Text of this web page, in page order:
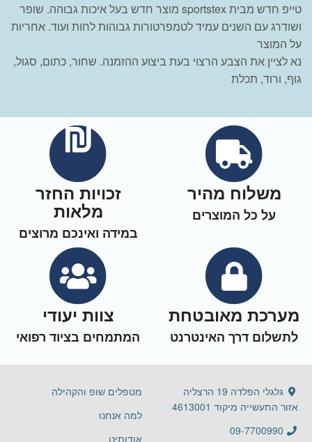
טייפ חדש מבית sportstex מוצר חדש בעל איכות גבוהה. שופר
ושודרג עם השנים עמיד לטמפרטורות גבוהות לחות ועוד. אחריות
על המוצר
נא לציין את הצבע הרצוי בעת ביצוע ההזמנה. שחור, כתום, סגול,
גוף, ורוד, תכלת
משלוח מהיר
על כל המוצרים
זכויות החזר
מלאות
במידה ואינכם מרוצים
מערכת מאובטחת
לתשלום דרך האינטרנט
צוות יעודי
המתמחים בציוד רפואי
גלגלי הפלדה 19 הרצליה
אזור התעשייה מיקוד 4613001
09-7700990
מטפלים שופ והקהילה
למה אנחנו
אודותינו